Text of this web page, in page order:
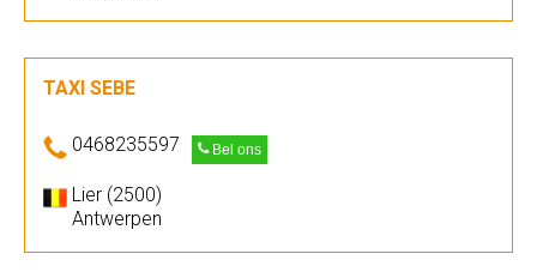
TAXI SEBE
0468235597 Bel ons
Lier (2500)
Antwerpen